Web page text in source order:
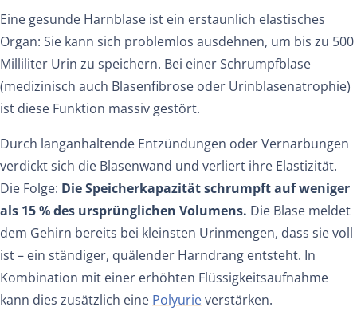
Eine gesunde Harnblase ist ein erstaunlich elastisches
Organ: Sie kann sich problemlos ausdehnen, um bis zu 500
Milliliter Urin zu speichern. Bei einer Schrumpfblase
(medizinisch auch Blasenfibrose oder Urinblasenatrophie)
ist diese Funktion massiv gestört.
Durch langanhaltende Entzündungen oder Vernarbungen
verdickt sich die Blasenwand und verliert ihre Elastizität.
Die Folge: Die Speicherkapazität schrumpft auf weniger
als 15 % des ursprünglichen Volumens. Die Blase meldet
dem Gehirn bereits bei kleinsten Urinmengen, dass sie voll
ist – ein ständiger, quälender Harndrang entsteht. In
Kombination mit einer erhöhten Flüssigkeitsaufnahme
kann dies zusätzlich eine Polyurieverstärken.